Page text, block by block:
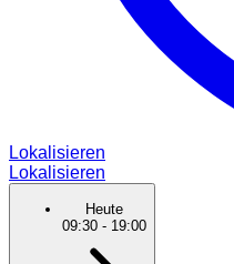
Lokalisieren
Lokalisieren
Heute
09:30 - 19:00